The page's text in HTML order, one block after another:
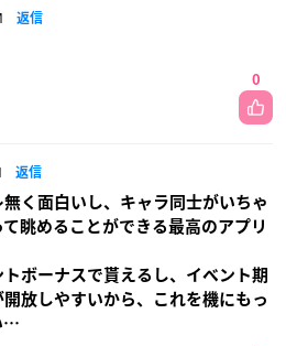
返信
0
返信
く面白いし、キャラ同士がいちゃ
眺めることができる最高のアプリ
ボーナスで貰えるし、イベント期
放しやすいから、これを機にもっ
…